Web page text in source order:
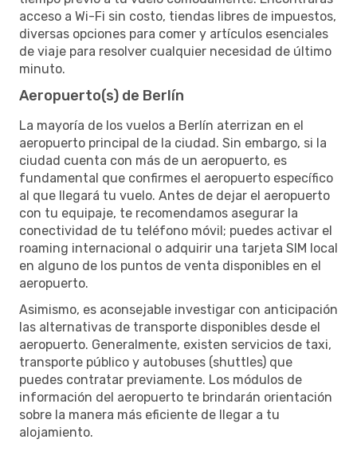
acceso a Wi-Fi sin costo, tiendas libres de impuestos,
diversas opciones para comer y artículos esenciales
de viaje para resolver cualquier necesidad de último
minuto.
Aeropuerto(s) de Berlín
La mayoría de los vuelos a Berlín aterrizan en el
aeropuerto principal de la ciudad. Sin embargo, si la
ciudad cuenta con más de un aeropuerto, es
fundamental que confirmes el aeropuerto específico
al que llegará tu vuelo. Antes de dejar el aeropuerto
con tu equipaje, te recomendamos asegurar la
conectividad de tu teléfono móvil; puedes activar el
roaming internacional o adquirir una tarjeta SIM local
en alguno de los puntos de venta disponibles en el
aeropuerto.
Asimismo, es aconsejable investigar con anticipación
las alternativas de transporte disponibles desde el
aeropuerto. Generalmente, existen servicios de taxi,
transporte público y autobuses (shuttles) que
puedes contratar previamente. Los módulos de
información del aeropuerto te brindarán orientación
sobre la manera más eficiente de llegar a tu
alojamiento.